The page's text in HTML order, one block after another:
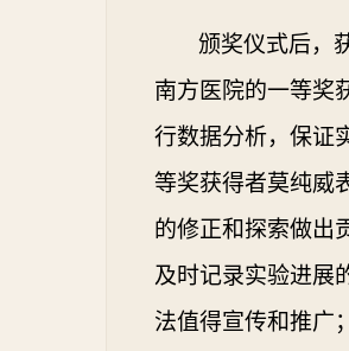
颁奖仪式后，
南方医院的一等奖
行数据分析，保证
等奖获得者莫纯威
的修正和探索做出
及时记录实验进展
法值得宣传和推广